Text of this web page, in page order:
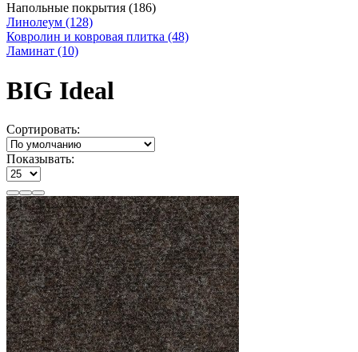
Напольные покрытия (186)
Линолеум (128)
Ковролин и ковровая плитка (48)
Ламинат (10)
BIG Ideal
Сортировать:
Показывать: